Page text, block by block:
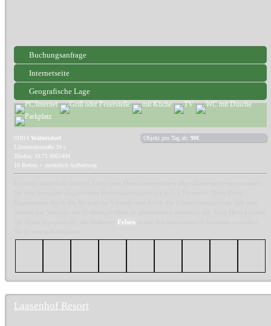
Buchungsanfrage
Internetseite
Geografische Lage
01814 Waltersdorf
Liliensteinstraße 39 c
Telefon: 0173 9065404
16 Betten + zusätzlich Aufbettung
Objekt pro Tag ab: 90€
Felsen
Laasenhof Resort